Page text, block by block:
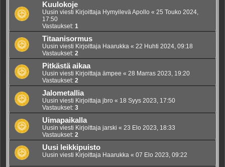
Kuulokoje
Uusin viesti Kirjoittaja Hymyilevä Apollo « 25 Touko 2024,
17:50
Vastaukset: 1
Titaanisormus
Uusin viesti Kirjoittaja Haarukka « 22 Huhti 2024, 09:18
Vastaukset: 2
Pitkästä aikaa
Uusin viesti Kirjoittaja ämpee « 28 Marras 2023, 19:20
Vastaukset: 2
Jalometallia
Uusin viesti Kirjoittaja jbro « 18 Syys 2023, 17:50
Vastaukset: 3
Uimapaikalla
Uusin viesti Kirjoittaja jarski « 23 Elo 2023, 18:33
Vastaukset: 2
Uusi leikkipuisto
Uusin viesti Kirjoittaja Haarukka « 07 Elo 2023, 09:22